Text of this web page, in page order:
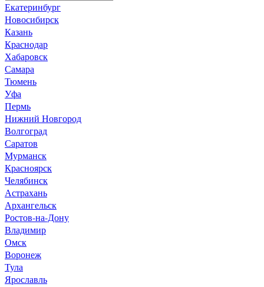
Екатеринбург
Новосибирск
Казань
Краснодар
Хабаровск
Самара
Тюмень
Уфа
Пермь
Нижний Новгород
Волгоград
Саратов
Мурманск
Красноярск
Челябинск
Астрахань
Архангельск
Ростов-на-Дону
Владимир
Омск
Воронеж
Тула
Ярославль